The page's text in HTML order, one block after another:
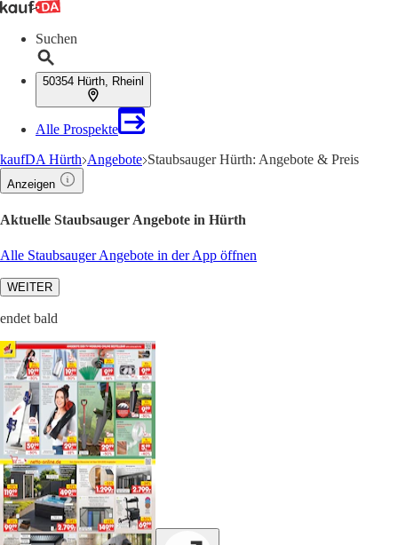
Suchen
50354 Hürth, Rheinl
Alle Prospekte
kaufDA Hürth Angebote Staubsauger Hürth: Angebote & Preis
Anzeigen
Aktuelle Staubsauger Angebote in Hürth
Alle Staubsauger Angebote in der App öffnen
WEITER
endet bald